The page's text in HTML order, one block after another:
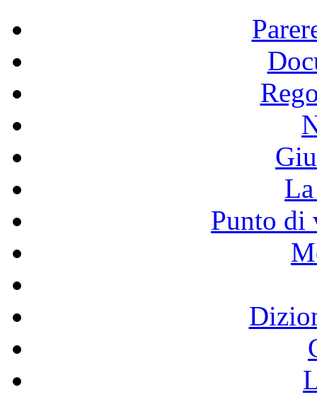
Punto di